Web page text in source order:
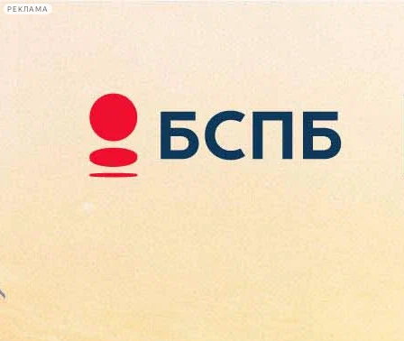
РЕКЛАМА
Сегодня:
2026.08.07
11:55
Афиша Plus